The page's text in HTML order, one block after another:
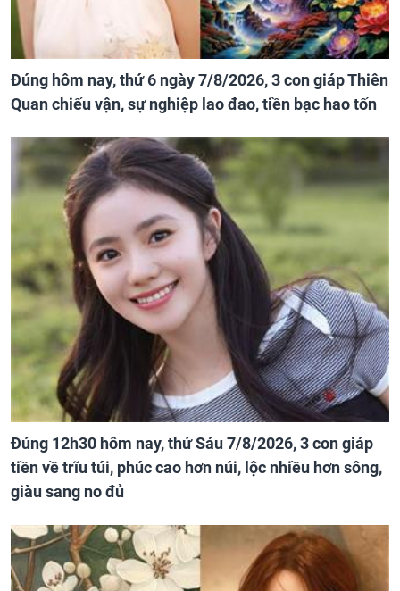
Đúng hôm nay, thứ 6 ngày 7/8/2026, 3 con giáp Thiên
Quan chiếu vận, sự nghiệp lao đao, tiền bạc hao tốn
Đúng 12h30 hôm nay, thứ Sáu 7/8/2026, 3 con giáp
tiền về trĩu túi, phúc cao hơn núi, lộc nhiều hơn sông,
giàu sang no đủ